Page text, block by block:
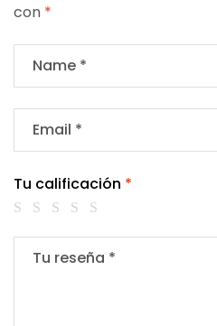
con *
Tu calificación *